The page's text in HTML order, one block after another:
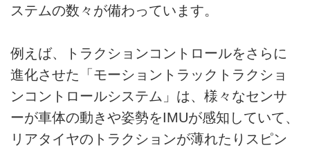
ステムの数々が備わっています。
例えば、トラクションコントロールをさらに
進化させた「モーショントラックトラクショ
ンコントロールシステム」は、様々なセンサ
ーが車体の動きや姿勢をIMUが感知していて、
リアタイヤのトラクションが薄れたりスピン